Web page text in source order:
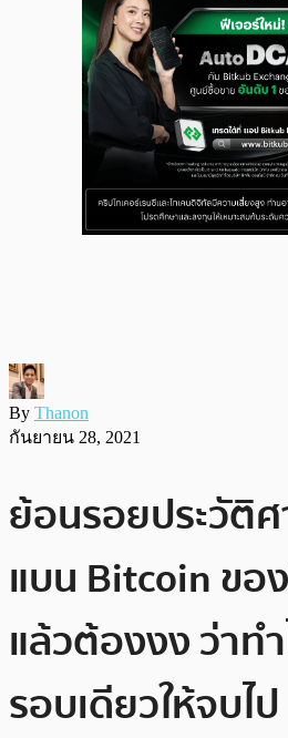
By Thanon
กันยายน 28, 2021
ย้อนรอยประวัติ
แบน Bitcoin ข
แล้วต้องงง ว่าท
รอบเดียวให้จบไป